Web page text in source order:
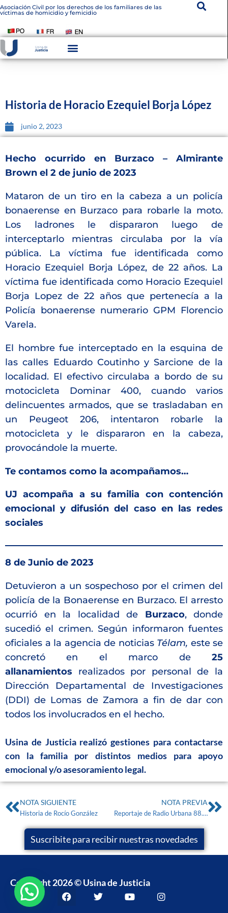
Asociación Civil por los derechos de los familiares de las
víctimas de homicidio y femicidio
Historia de Horacio Ezequiel Borja López
junio 2, 2023
Hecho ocurrido en Burzaco – Almirante
Brown el 2 de junio de 2023
Mataron de un tiro en la cabeza a un policía
bonaerense en Burzaco para robarle la moto.
Los ladrones le dispararon luego de
interceptarlo mientras circulaba por la vía
pública. La víctima fue identificada como
Horacio Ezequiel Borja López, de 22 años. La
víctima fue identificada como Horacio Ezequiel
Borja Lopez de 22 años que pertenecía a la
Policía bonaerense numerario GPM Florencio
Varela.
El hombre fue interceptado en la esquina de
las calles Eduardo Coutinho y Sarcione de la
localidad. El efectivo circulaba a bordo de su
motocicleta Dominar 400, cuando varios
delincuentes armados, que se trasladaban en
un Peugeot 206, intentaron robarle la
motocicleta y le dispararon en la cabeza,
provocándole la muerte.
Te contamos como la acompañamos…
UJ acompaña a su familia
con contención
emocional y difusión del caso en las redes
sociales
8 de Junio de 2023
Detuvieron a un sospechoso por el crimen del
policía de la Bonaerense en Burzaco. El arresto
ocurrió en la localidad de Burzaco, donde
sucedió el crimen. Según informaron fuentes
oficiales a la agencia de noticias Télam, este se
concretó en el marco de25
allanamientos realizados por personal de la
Dirección Departamental de Investigaciones
(DDI) de Lomas de Zamora a fin de dar con
todos los involucrados en el hecho.
Usina de Justicia realizó gestiones para contactarse
con la familia por distintos medios para apoyo
emocional y/o asesoramiento legal.
NOTA SIGUIENTE
Historia de Rocío González
NOTA PREVIA
Reportaje de Radio Urbana 88.3 General Roca a la Dra. María Jimena Molina
Suscribite para recibir nuestras novedades
Copyright 2026 © Usina de Justicia